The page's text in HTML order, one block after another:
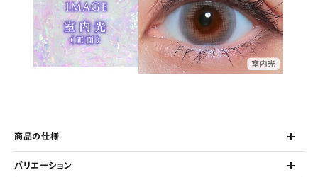
商品の仕様
バリエーション